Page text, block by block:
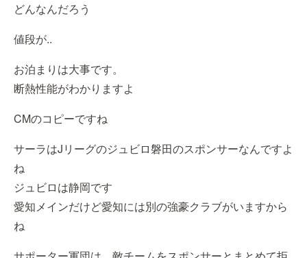
どんなんだろう
値段が..
お泊まりは大事です。
断熱性能がわかりますよ
CMのコピーですね
サーラはJリーグのジュビロ磐田のスポンサーなんですよ
ね
ジュビロは静岡です
愛知メインだけど愛知には別の強豪クラブがいますから
ね